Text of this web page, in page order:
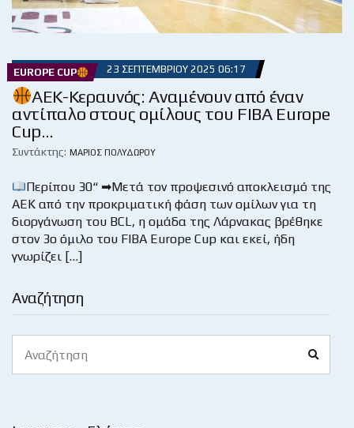
Αναζήτηση
for:
EUROPE CUP 23 ΣΕΠΤΕΜΒΡΊΟΥ 2025 06:17
ΑΕΚ-Κεραυνός: Αναμένουν από έναν
αντίπαλο στους ομίλους του FIBA Europe
Cup…
Συντάκτης: ΜΆΡΙΟΣ ΠΟΛΥΔΏΡΟΥ
Περίπου 30“ ➡Μετά τον προψεσινό αποκλεισμό της
ΑΕΚ από την προκριματική φάση των ομίλων για τη
διοργάνωση του BCL, η ομάδα της Λάρνακας βρέθηκε
στον 3ο όμιλο του FIBA Europe Cup και εκεί, ήδη
γνωρίζει […]